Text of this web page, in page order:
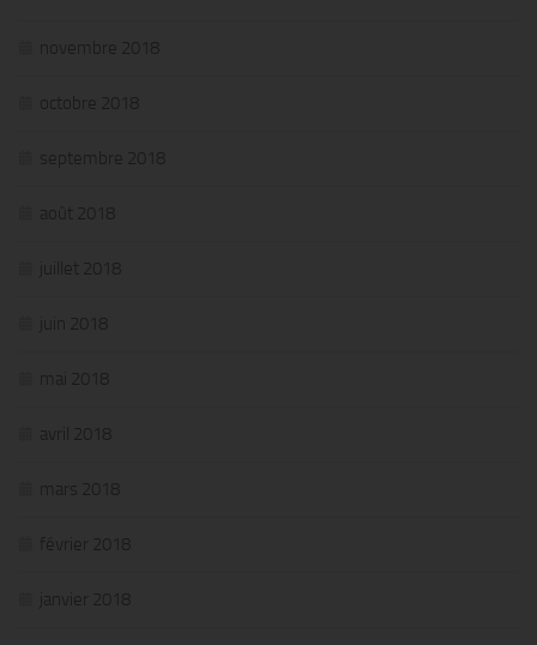
novembre 2018
octobre 2018
septembre 2018
août 2018
juillet 2018
juin 2018
mai 2018
avril 2018
mars 2018
février 2018
janvier 2018